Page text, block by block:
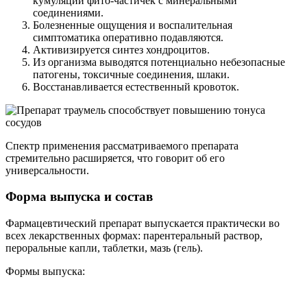
соединениями.
Болезненные ощущения и воспалительная
симптоматика оперативно подавляются.
Активизируется синтез хондроцитов.
Из организма выводятся потенциально небезопасные
патогены, токсичные соединения, шлаки.
Восстанавливается естественный кровоток.
Спектр применения рассматриваемого препарата
стремительно расширяется, что говорит об его
универсальности.
Форма выпуска и состав
Фармацевтический препарат выпускается практически во
всех лекарственных формах: парентеральный раствор,
пероральные капли, таблетки, мазь (гель).
Формы выпуска: